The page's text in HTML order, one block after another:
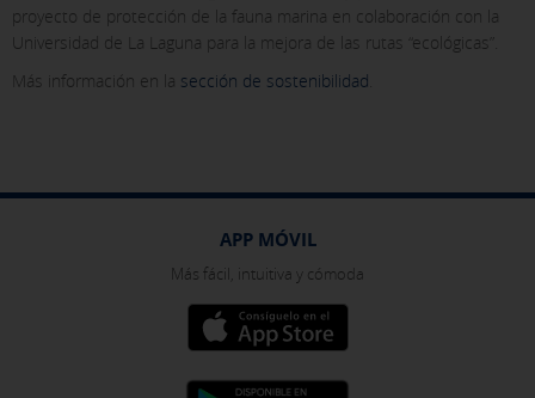
proyecto de protección de la fauna marina en colaboración con la
Universidad de La Laguna para la mejora de las rutas “ecológicas”.
Más información en la sección de sostenibilidad
APP MÓVIL
Más fácil, intuitiva y cómoda